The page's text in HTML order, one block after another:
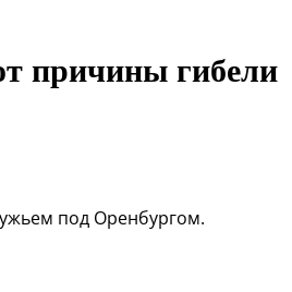
причины гибели
под Оренбургом.